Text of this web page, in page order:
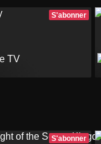
S'abonner
S'abonner